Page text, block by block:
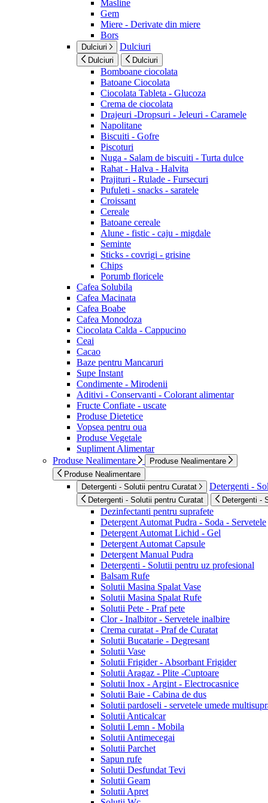
Masline
Gem
Miere - Derivate din miere
Bors
Dulciuri Dulciuri
Dulciuri Dulciuri
Bomboane ciocolata
Batoane Ciocolata
Ciocolata Tableta - Glucoza
Crema de ciocolata
Drajeuri -Dropsuri - Jeleuri - Caramele
Napolitane
Biscuiti - Gofre
Piscoturi
Nuga - Salam de biscuiti - Turta dulce
Rahat - Halva - Halvita
Prajituri - Rulade - Fursecuri
Pufuleti - snacks - saratele
Croissant
Cereale
Batoane cereale
Alune - fistic - caju - migdale
Seminte
Sticks - covrigi - grisine
Chips
Porumb floricele
Cafea Solubila
Cafea Macinata
Cafea Boabe
Cafea Monodoza
Ciocolata Calda - Cappucino
Ceai
Cacao
Baze pentru Mancaruri
Supe Instant
Condimente - Mirodenii
Aditivi - Conservanti - Colorant alimentar
Fructe Confiate - uscate
Produse Dietetice
Vopsea pentru oua
Produse Vegetale
Supliment Alimentar
Produse Nealimentare
Produse Nealimentare
Produse Nealimentare
Detergenti - Solutii pentru Curatat
Detergenti -
Detergenti - Solutii pentru Curatat Detergenti -
Dezinfectanti pentru suprafete
Detergent Automat Pudra - Soda - Servetele
Detergent Automat Lichid - Gel
Detergent Automat Capsule
Detergent Manual Pudra
Detergenti - Solutii pentru uz profesional
Balsam Rufe
Solutii Masina Spalat Vase
Solutii Masina Spalat Rufe
Solutii Pete - Praf pete
Clor - Inalbitor - Servetele inalbire
Crema curatat - Praf de Curatat
Solutii Bucatarie - Degresant
Solutii Vase
Solutii Frigider - Absorbant Frigider
Solutii Aragaz - Plite -Cuptoare
Solutii Inox - Argint - Electrocasnice
Solutii Baie - Cabina de dus
Solutii pardoseli - servetele umede
Solutii Anticalcar
Solutii Lemn - Mobila
Solutii Antimecegai
Solutii Parchet
Sapun rufe
Solutii Desfundat Tevi
Solutii Geam
Solutii Apret